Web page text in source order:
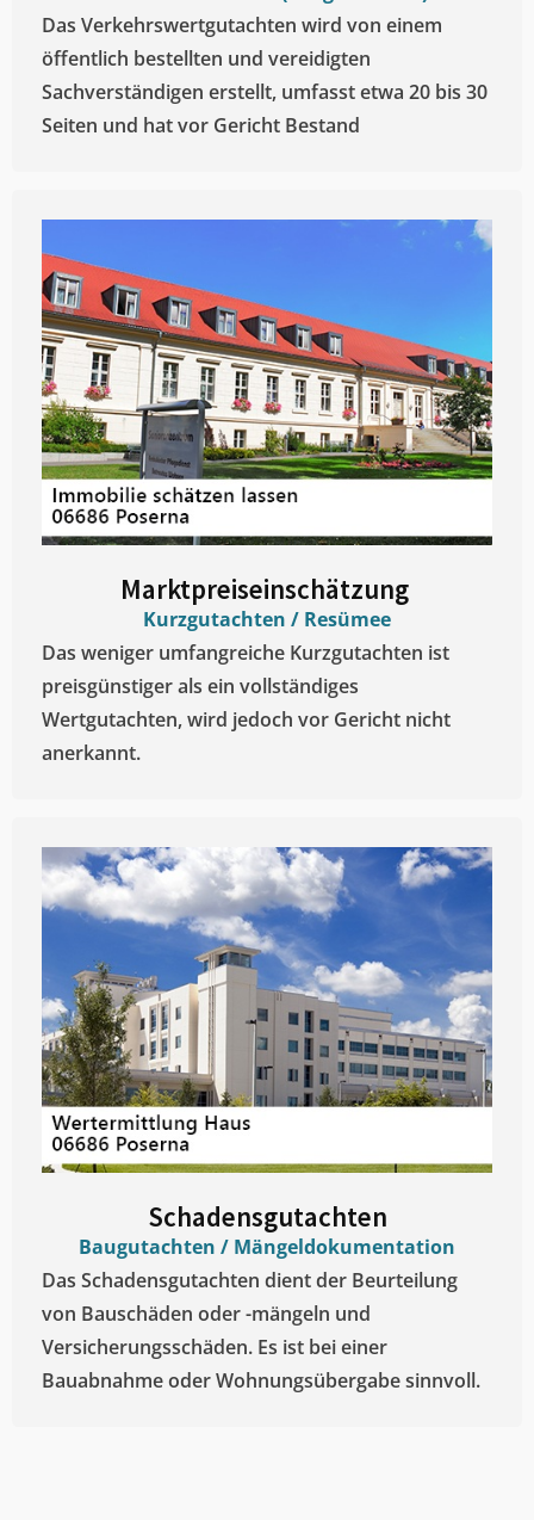
Das Verkehrswertgutachten wird von einem
öffentlich bestellten und vereidigten
Sachverständigen erstellt, umfasst etwa 20 bis 30
Seiten und hat vor Gericht Bestand
Marktpreiseinschätzung ​
Kurzgutachten / Resümee
Das weniger umfangreiche Kurzgutachten ist
preisgünstiger als ein vollständiges
Wertgutachten, wird jedoch vor Gericht nicht
anerkannt.
Schadensgutachten
Baugutachten / Mängeldokumentation
Das Schadensgutachten dient der Beurteilung
von Bauschäden oder -mängeln und
Versicherungsschäden. Es ist bei einer
Bauabnahme oder Wohnungsübergabe sinnvoll.